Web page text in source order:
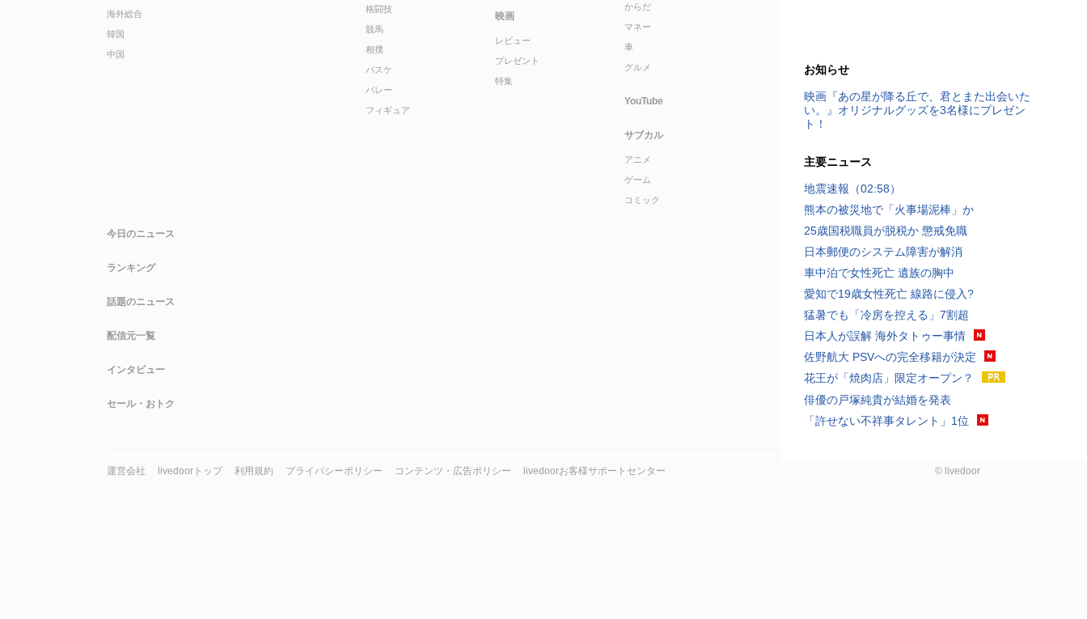
お知らせ
映画『あの星が降る丘で、君とまた出会いた
い。』オリジナルグッズを3名様にプレゼン
ト！
主要ニュース
地震速報（02:58）
熊本の被災地で「火事場泥棒」か
25歳国税職員が脱税か 懲戒免職
日本郵便のシステム障害が解消
車中泊で女性死亡 遺族の胸中
愛知で19歳女性死亡 線路に侵入?
猛暑でも「冷房を控える」7割超
日本人が誤解 海外タトゥー事情
佐野航大 PSVへの完全移籍が決定
花王が「焼肉店」限定オープン？
俳優の戸塚純貴が結婚を発表
「許せない不祥事タレント」1位
海外総合
韓国
中国
格闘技
競馬
相撲
バスケ
バレー
フィギュア
映画
レビュー
プレゼント
特集
からだ
マネー
車
グルメ
YouTube
サブカル
アニメ
ゲーム
コミック
今日のニュース
ランキング
話題のニュース
配信元一覧
インタビュー
セール・おトク
運営会社 livedoorトップ 利用規約 プライバシーポリシー コンテンツ・広告ポリシー livedoorお客様サポートセンター © livedoor